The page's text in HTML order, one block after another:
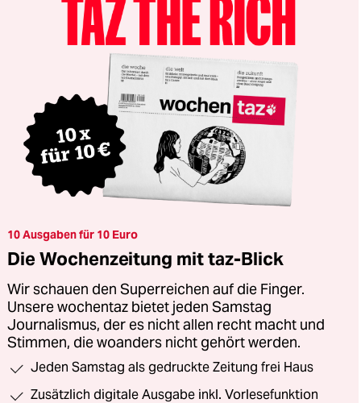
10 Ausgaben für 10 Euro
Die Wochenzeitung mit taz-Blick
Wir schauen den Superreichen auf die Finger.
Unsere wochentaz bietet jeden Samstag
Journalismus, der es nicht allen recht macht und
Stimmen, die woanders nicht gehört werden.
Jeden Samstag als gedruckte Zeitung frei Haus
Zusätzlich digitale Ausgabe inkl. Vorlesefunktion